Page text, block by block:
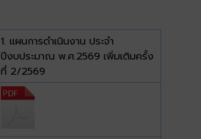
1. แผนการดำเนินงาน ประจำ
ปีงบประมาณ พ.ศ.2569 เพิ่มเติมครั้ง
ที่ 2/2569